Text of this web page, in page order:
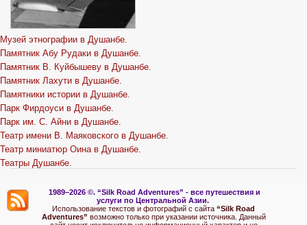
Музей этнографии в Душанбе.
Памятник Абу Рудаки в Душанбе.
Памятник В. Куйбышеву в Душанбе.
Памятник Лахути в Душанбе.
Памятники истории в Душанбе.
Парк Фирдоуси в Душанбе.
Парк им. С. Айни в Душанбе.
Театр имени В. Маяковского в Душанбе.
Театр миниатюр Оина в Душанбе.
Театры Душанбе.
1989–2026 ©. “Silk Road Adventures” - все путешествия и
услуги по Центральной Азии.
Использование текстов и фотографий с сайта “Silk Road
Adventures” возможно только при указании источника. Данный